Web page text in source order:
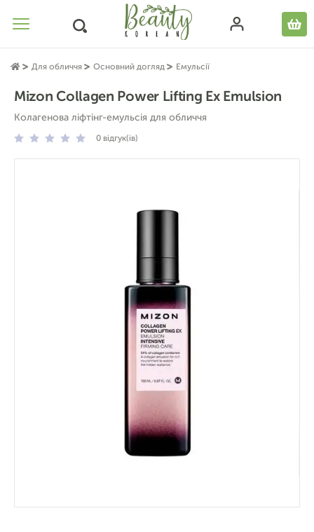
Для обличчя Основний догляд Емульсії
Mizon Collagen Power Lifting Ex Emulsion
Колагенова ліфтінг-емульсія для обличчя
0 відгук(ів)